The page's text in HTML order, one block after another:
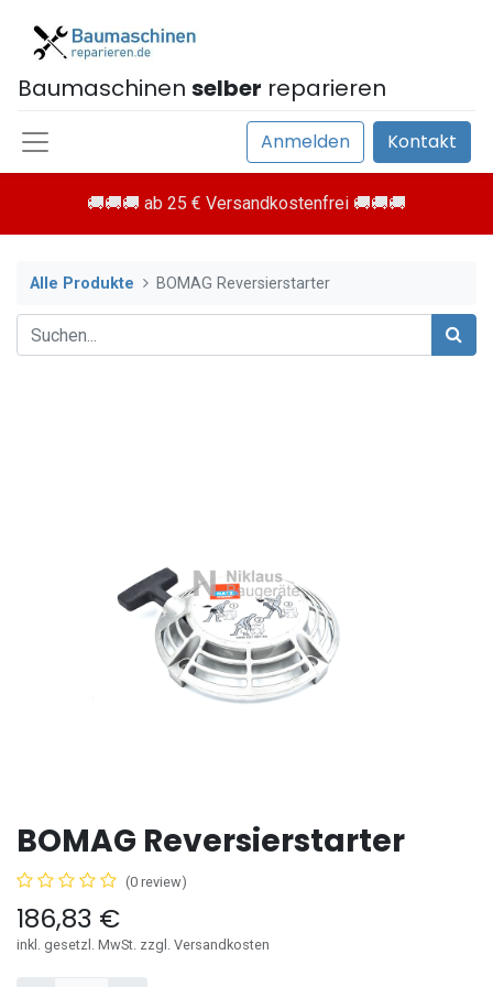
Baumaschinen selber reparieren
Anmelden Kontakt
🚚🚚🚚 ab 25 € Versandkostenfrei 🚚🚚🚚
Alle Produkte BOMAG Reversierstarter
BOMAG Reversierstarter
(0 review)
186,83 €
inkl. gesetzl. MwSt. zzgl. Versandkosten